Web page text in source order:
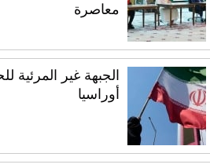
معاصرة
الجبهة غير
أوراسيا